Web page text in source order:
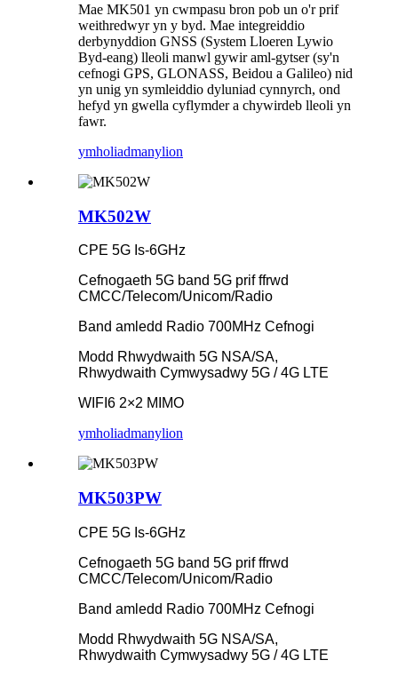
Mae MK501 yn cwmpasu bron pob un o'r prif
weithredwyr yn y byd. Mae integreiddio
derbynyddion GNSS (System Lloeren Lywio
Byd-eang) lleoli manwl gywir aml-gytser (sy'n
cefnogi GPS, GLONASS, Beidou a Galileo) nid
yn unig yn symleiddio dyluniad cynnyrch, ond
hefyd yn gwella cyflymder a chywirdeb lleoli yn
fawr.
ymholiadmanylion
MK502W
CPE 5G Is-6GHz
Cefnogaeth 5G band 5G prif ffrwd
CMCC/Telecom/Unicom/Radio
Band amledd Radio 700MHz Cefnogi
Modd Rhwydwaith 5G NSA/SA,
Rhwydwaith Cymwysadwy 5G / 4G LTE
WIFI6 2×2 MIMO
ymholiadmanylion
MK503PW
CPE 5G Is-6GHz
Cefnogaeth 5G band 5G prif ffrwd
CMCC/Telecom/Unicom/Radio
Band amledd Radio 700MHz Cefnogi
Modd Rhwydwaith 5G NSA/SA,
Rhwydwaith Cymwysadwy 5G / 4G LTE